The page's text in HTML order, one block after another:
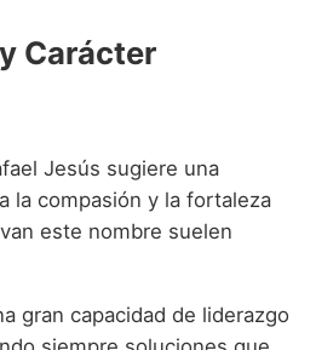
Carácter
Jesús sugiere una
la compasión y la fortaleza
este nombre suelen
gran capacidad de liderazgo